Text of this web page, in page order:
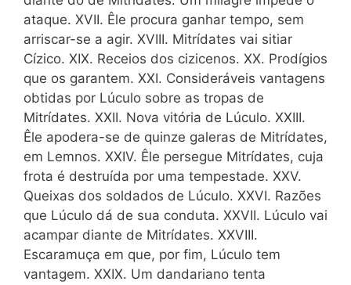
ataque. XVII. Êle procura ganhar tempo, sem
arriscar-se a agir. XVIII. Mitrídates vai sitiar
Cízico. XIX. Receios dos cizicenos. XX. Prodígios
que os garantem. XXI. Consideráveis vantagens
obtidas por Lúculo sobre as tropas de
Mitrídates. XXII. Nova vitória de Lúculo. XXIII.
Êle apodera-se de quinze galeras de Mitrídates,
em Lemnos. XXIV. Êle persegue Mitrídates, cuja
frota é destruída por uma tempestade. XXV.
Queixas dos soldados de Lúculo. XXVI. Razões
que Lúculo dá de sua conduta. XXVII. Lúculo vai
acampar diante de Mitrídates. XXVIII.
Escaramuça em que, por fim, Lúculo tem
vantagem. XXIX. Um dandariano tenta